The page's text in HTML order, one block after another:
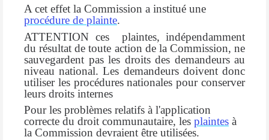
A cet effet la Commission a institué une
procédure de plainte.
ATTENTION ces plaintes, indépendamment
du résultat de toute action de la Commission, ne
sauvegardent pas les droits des demandeurs au
niveau national. Les demandeurs doivent donc
utiliser les procédures nationales pour conserver
leurs droits internes
Pour les problèmes relatifs à l'application
correcte du droit communautaire, les plaintes à
la Commission devraient être utilisées.